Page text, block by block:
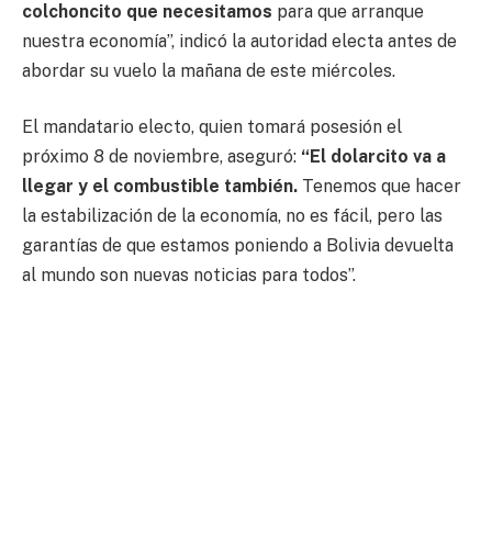
colchoncito que necesitamos para que arranque
nuestra economía”, indicó la autoridad electa antes de
abordar su vuelo la mañana de este miércoles.
El mandatario electo, quien tomará posesión el
próximo 8 de noviembre, aseguró: “El dolarcito va a
llegar y el combustible también. Tenemos que hacer
la estabilización de la economía, no es fácil, pero las
garantías de que estamos poniendo a Bolivia devuelta
al mundo son nuevas noticias para todos”.